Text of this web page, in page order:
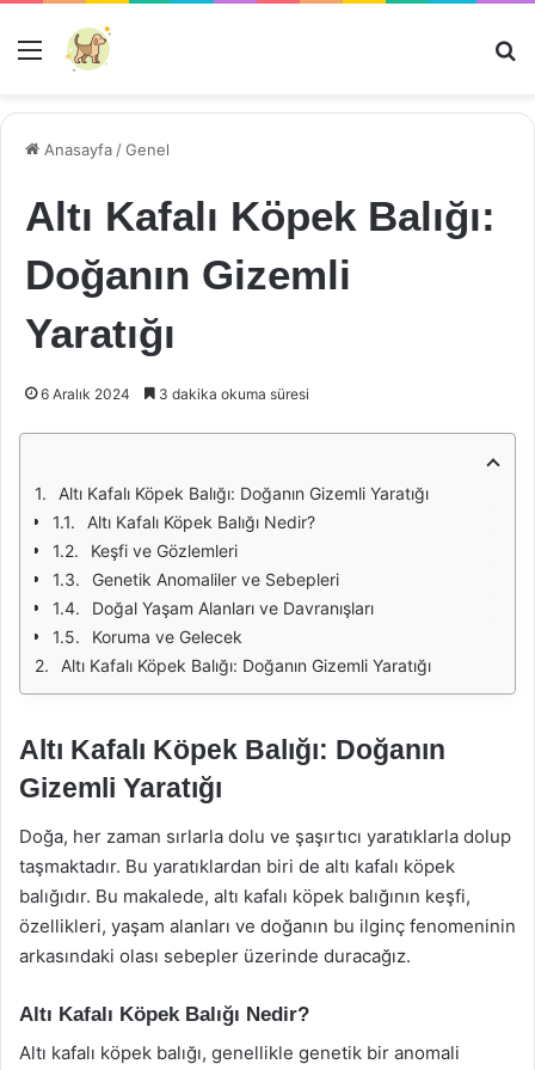
Menü
Anasayfa /Genel
Altı Kafalı Köpek Balığı:
Doğanın Gizemli
Yaratığı
6 Aralık 2024 3 dakika okuma süresi
Altı Kafalı Köpek Balığı: Doğanın Gizemli Yaratığı
Altı Kafalı Köpek Balığı Nedir?
Keşfi ve Gözlemleri
Genetik Anomaliler ve Sebepleri
Doğal Yaşam Alanları ve Davranışları
Koruma ve Gelecek
Altı Kafalı Köpek Balığı: Doğanın Gizemli Yaratığı
Altı Kafalı Köpek Balığı: Doğanın
Gizemli Yaratığı
Doğa, her zaman sırlarla dolu ve şaşırtıcı yaratıklarla dolup
taşmaktadır. Bu yaratıklardan biri de altı kafalı köpek
balığıdır. Bu makalede, altı kafalı köpek balığının keşfi,
özellikleri, yaşam alanları ve doğanın bu ilginç fenomeninin
arkasındaki olası sebepler üzerinde duracağız.
Altı Kafalı Köpek Balığı Nedir?
Altı kafalı köpek balığı, genellikle genetik bir anomali